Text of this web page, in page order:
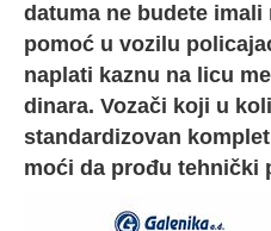
datuma ne budete
pomoć u vozilu
naplati kaznu na licu
dinara. Vozači koji u
standardizovan
moći da prođu tehnički